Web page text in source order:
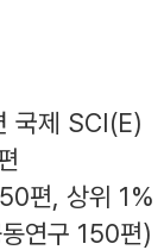
국제 SCI(E)
편, 상위 1%
연구 150편)